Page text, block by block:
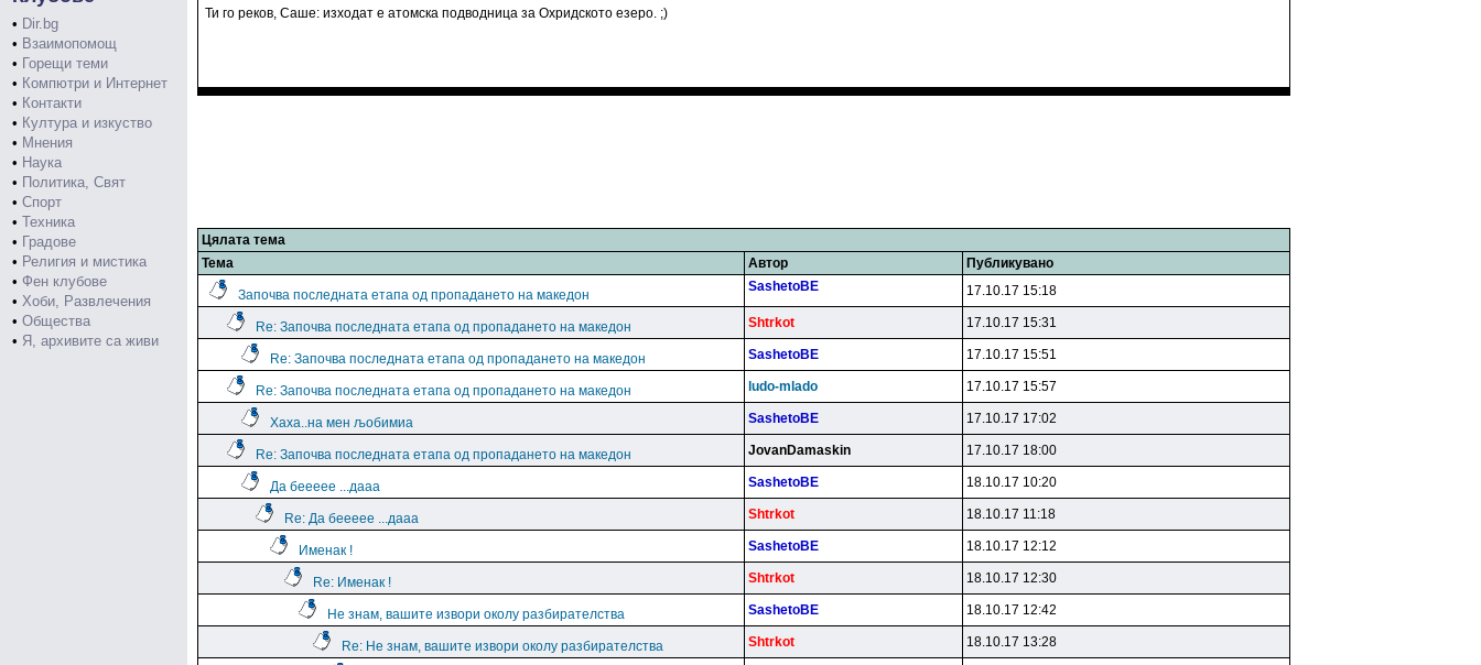
• Dir.bg
• Взаимопомощ
• Горещи теми
• Компютри и Интернет
• Контакти
• Култура и изкуство
• Мнения
• Наука
• Политика, Свят
• Спорт
• Техника
• Градове
• Религия и мистика
• Фен клубове
• Хоби, Развлечения
• Общества
• Я, архивите са живи
Ти го реков, Саше: изходат е атомска подводница за Охридското езеро. ;)
Цялата тема
Тема
Автор Публикувано
Започва последната етапа од пропадането на македон
SashetoBE 17.10.17 15:18
Re: Започва последната етапа од пропадането на македон Shtrkot 17.10.17 15:31
Re: Започва последната етапа од пропадането на македон SashetoBE 17.10.17 15:51
Re: Започва последната етапа од пропадането на македон ludo-mlado 17.10.17 15:57
Хаха..на мен љобимиа SashetoBE 17.10.17 17:02
Re: Започва последната етапа од пропадането на македон JovanDamaskin 17.10.17 18:00
Да беееее ...дааа SashetoBE 18.10.17 10:20
Re: Да беееее ...дааа Shtrkot 18.10.17 11:18
Именак ! SashetoBE 18.10.17 12:12
Re: Именак ! Shtrkot 18.10.17 12:30
Не знам, вашите извори околу разбирателства SashetoBE 18.10.17 12:42
Re: Не знам, вашите извори околу разбирателства Shtrkot 18.10.17 13:28